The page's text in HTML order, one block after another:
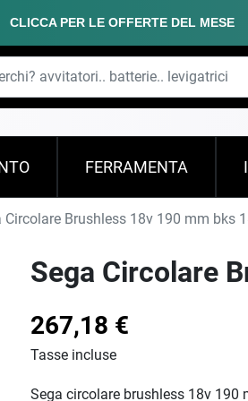
CLICCA PER LE OFFERTE DEL MESE
FERRAMENTA
Circolare Brushless 18v 190 mm bks
Sega Circolare
267,18 €
Tasse incluse
Sega circolare brushless 18v 190